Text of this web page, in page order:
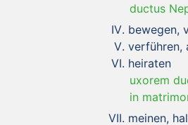
ductus
bewegen,
verführen,
heiraten
uxorem
in
meinen,